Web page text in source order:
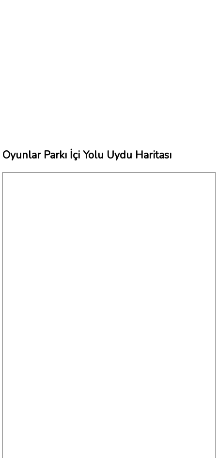
Oyunlar Parkı İçi Yolu Uydu Haritası